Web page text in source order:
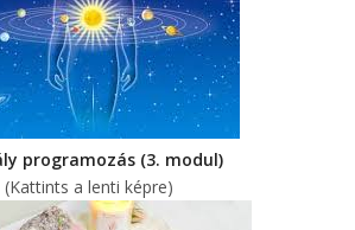
programozás (3. modul)
(Kattints a lenti képre)